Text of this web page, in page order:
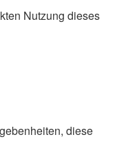
Nutzung dieses
diese